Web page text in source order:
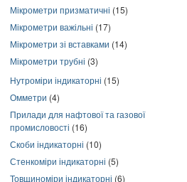
Мікрометри призматичні (15)
Мікрометри важільні (17)
Мікрометри зі вставками (14)
Мікрометри трубні (3)
Нутроміри індикаторні (15)
Омметри (4)
Прилади для нафтової та газової
промисловості (16)
Скоби індикаторні (10)
Стенкоміри індикаторні (5)
Товщиноміри індикаторні (6)